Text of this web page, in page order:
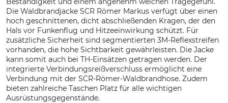
Die Waldbrandjacke SCR Römer Markus verfügt über einen
hoch geschnittenen, dicht abschließenden Kragen, der den
Hals vor Funkenflug und Hitzeeinwirkung schützt. Für
zusätzliche Sicherheit sind segmentierten 3M-Reflexstreifen
vorhanden, die hohe Sichtbarkeit gewährleisten. Die Jacke
kann somit auch bei TH-Einsätzen getragen werden. Der
integrierte Verbindungsreißverschluss ermöglicht eine
Verbindung mit der SCR-Römer-Waldbrandhose. Zudem
bieten zahlreiche Taschen Platz für alle wichtigen
Ausrüstungsgegenstände.